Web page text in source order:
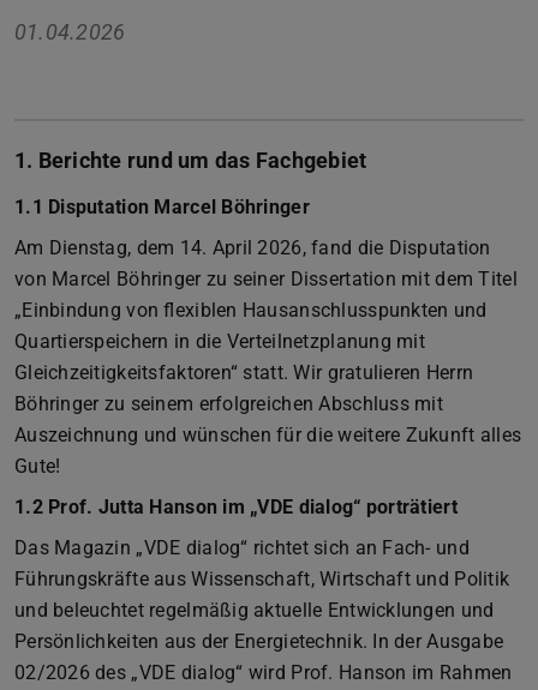
01.04.2026
1. Berichte rund um das Fachgebiet
1.1 Disputation Marcel Böhringer
Am Dienstag, dem 14. April 2026, fand die Disputation
von Marcel Böhringer zu seiner Dissertation mit dem Titel
„Einbindung von flexiblen Hausanschlusspunkten und
Quartierspeichern in die Verteilnetzplanung mit
Gleichzeitigkeitsfaktoren“ statt. Wir gratulieren Herrn
Böhringer zu seinem erfolgreichen Abschluss mit
Auszeichnung und wünschen für die weitere Zukunft alles
Gute!
1.2 Prof. Jutta Hanson im „VDE dialog“ porträtiert
Das Magazin „VDE dialog“ richtet sich an Fach- und
Führungskräfte aus Wissenschaft, Wirtschaft und Politik
und beleuchtet regelmäßig aktuelle Entwicklungen und
Persönlichkeiten aus der Energietechnik. In der Ausgabe
02/2026 des „VDE dialog“ wird Prof. Hanson im Rahmen